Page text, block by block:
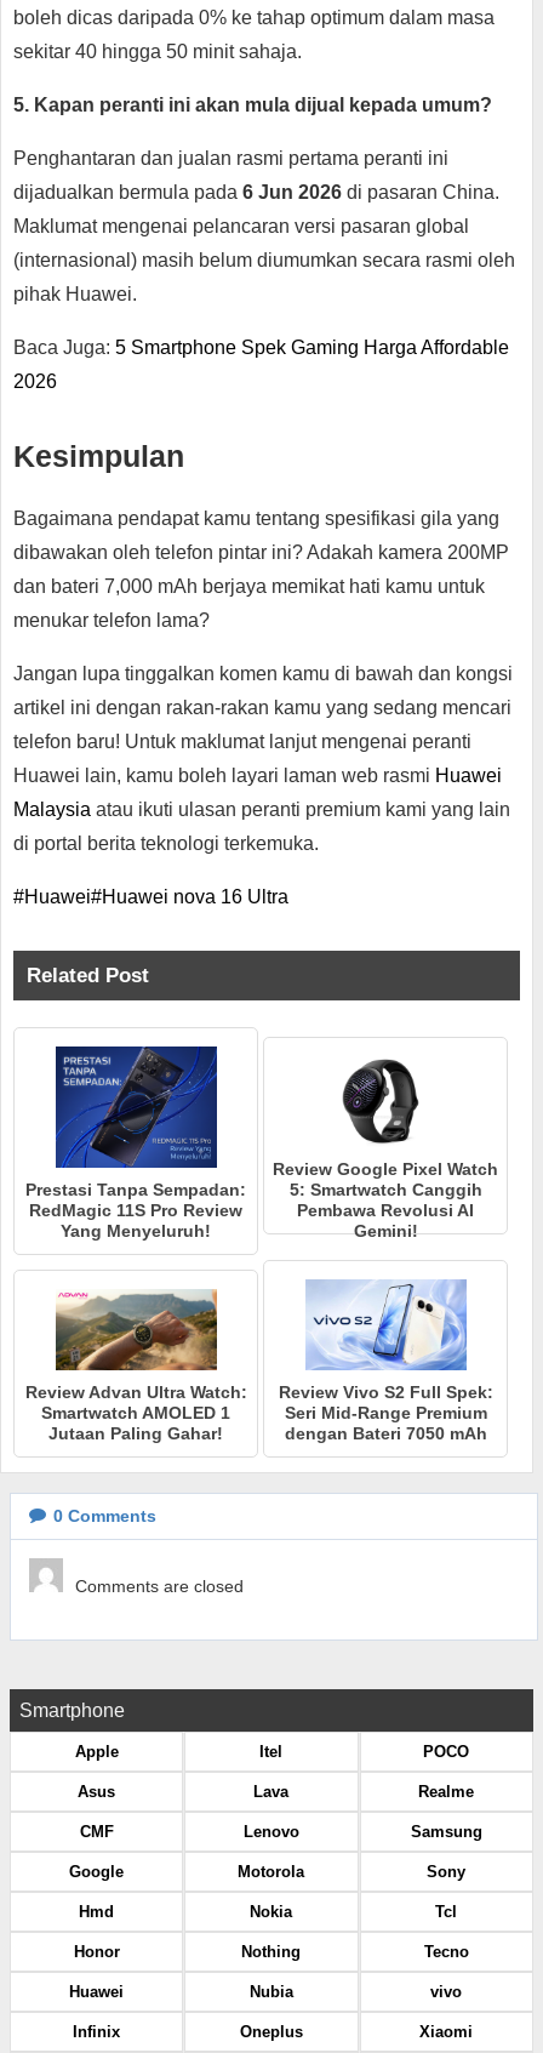
boleh dicas daripada 0% ke tahap optimum dalam masa
sekitar 40 hingga 50 minit sahaja.
5. Kapan peranti ini akan mula dijual kepada umum?
Penghantaran dan jualan rasmi pertama peranti ini
dijadualkan bermula pada 6 Jun 2026 di pasaran China.
Maklumat mengenai pelancaran versi pasaran global
(internasional) masih belum diumumkan secara rasmi oleh
pihak Huawei.
Baca Juga: 5 Smartphone Spek Gaming Harga Affordable
2026
Kesimpulan
Bagaimana pendapat kamu tentang spesifikasi gila yang
dibawakan oleh telefon pintar ini? Adakah kamera 200MP
dan bateri 7,000 mAh berjaya memikat hati kamu untuk
menukar telefon lama?
Jangan lupa tinggalkan komen kamu di bawah dan kongsi
artikel ini dengan rakan-rakan kamu yang sedang mencari
telefon baru! Untuk maklumat lanjut mengenai peranti
Huawei lain, kamu boleh layari laman web rasmi Huawei
Malaysia atau ikuti ulasan peranti premium kami yang lain
di portal berita teknologi terkemuka.
#Huawei#Huawei nova 16 Ultra
Related Post
Prestasi Tanpa Sempadan:
RedMagic 11S Pro Review
Yang Menyeluruh!
Review Google Pixel Watch
5: Smartwatch Canggih
Pembawa Revolusi AI
Gemini!
Review Advan Ultra Watch:
Smartwatch AMOLED 1
Jutaan Paling Gahar!
Review Vivo S2 Full Spek:
Seri Mid-Range Premium
dengan Bateri 7050 mAh
0 Comments
Comments are closed
Smartphone
Apple
Asus
CMF
Google
Hmd
Honor
Huawei
Infinix
Itel
Lava
Lenovo
Motorola
Nokia
Nothing
Nubia
Oneplus
POCO
Realme
Samsung
Sony
Tcl
Tecno
vivo
Xiaomi